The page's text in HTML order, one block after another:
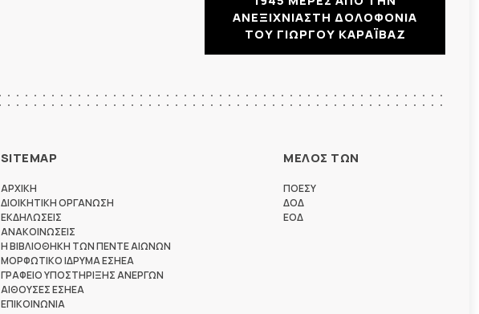
ΑΝΕΞΙΧΝΙΑΣΤΗ ΔΟΛΟΦΟΝΙΑ
ΤΟΥ ΓΙΩΡΓΟΥ ΚΑΡΑΪΒΑΖ
SITEMAP
ΑΡΧΙΚΗ
ΔΙΟΙΚΗΤΙΚΗ ΟΡΓΑΝΩΣΗ
ΕΚΔΗΛΩΣΕΙΣ
ΑΝΑΚΟΙΝΩΣΕΙΣ
Η ΒΙΒΛΙΟΘΗΚΗ ΤΩΝ ΠΕΝΤΕ ΑΙΩΝΩΝ
ΜΟΡΦΩΤΙΚΟ ΙΔΡΥΜΑ ΕΣΗΕΑ
ΓΡΑΦΕΙΟ ΥΠΟΣΤΗΡΙΞΗΣ ΑΝΕΡΓΩΝ
ΑΙΘΟΥΣΕΣ ΕΣΗΕΑ
ΕΠΙΚΟΙΝΩΝΙΑ
ΜΕΛΟΣ ΤΩΝ
ΠΟΕΣΥ
ΔΟΔ
ΕΟΔ